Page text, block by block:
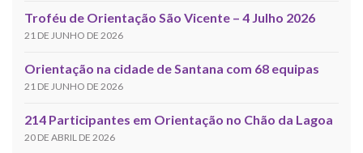
Troféu de Orientação São Vicente – 4 Julho 2026
21 DE JUNHO DE 2026
Orientação na cidade de Santana com 68 equipas
21 DE JUNHO DE 2026
214 Participantes em Orientação no Chão da Lagoa
20 DE ABRIL DE 2026